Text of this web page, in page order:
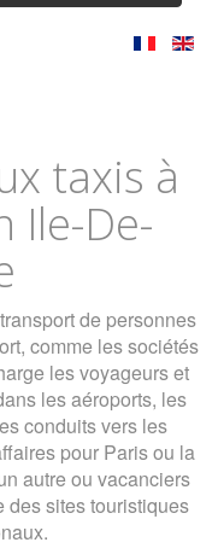
taxis à
Ile-De-
de personnes
comme les sociétés
les voyageurs et
les aéroports, les
conduits vers les
pour Paris ou la
autre ou vacanciers
des sites touristiques